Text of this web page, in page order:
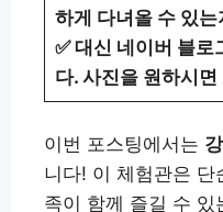
하게 다녀올 수 있
✅ 대신 네이버 블로
다. 사진을 원하시
이번 포스팅에서는
니다! 이 체험관은
족이 함께 즐길 수 있